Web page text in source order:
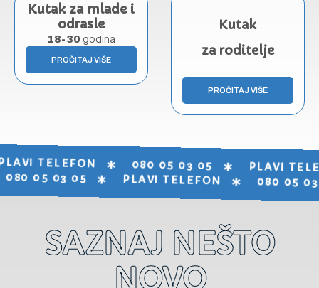
Kutak za mlade i
odrasle
18-30 godina
PROČITAJ VIŠE
Kutak
za roditelje
PROČITAJ VIŠE
TELEFON 080 05 03 05 PLAVI
080 05 03 05 PLAVI TELEFON 080 05
SAZNAJ NEŠTO
NOVO